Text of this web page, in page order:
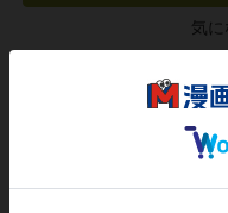
気